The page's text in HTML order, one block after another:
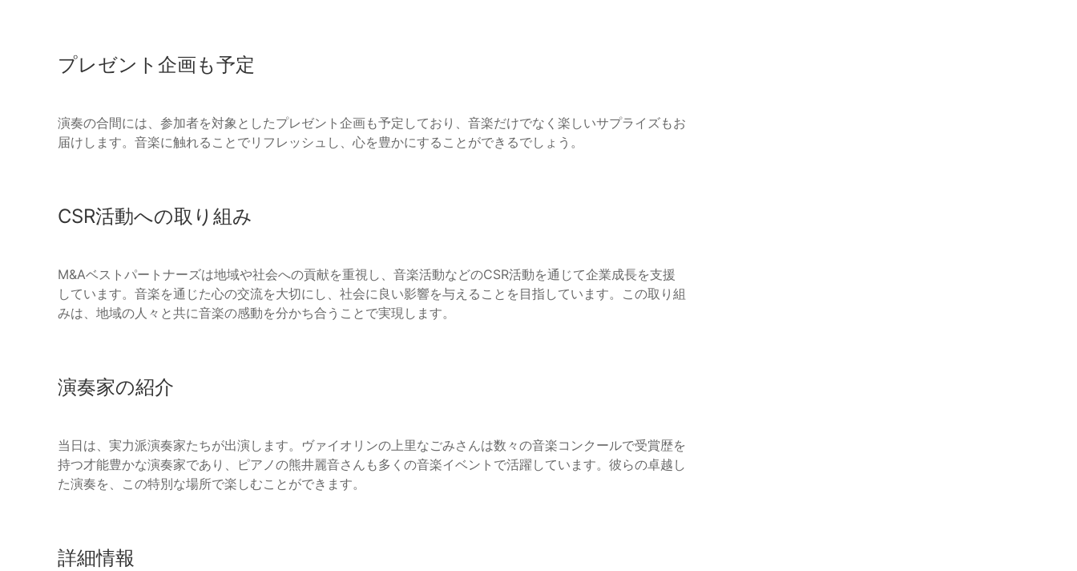
プレゼント企画も予定
演奏の合間には、参加者を対象としたプレゼント企画も予定しており、音楽だけでなく楽しいサプライズもお
届けします。音楽に触れることでリフレッシュし、心を豊かにすることができるでしょう。
CSR活動への取り組み
M&Aベストパートナーズは地域や社会への貢献を重視し、音楽活動などのCSR活動を通じて企業成長を支援
しています。音楽を通じた心の交流を大切にし、社会に良い影響を与えることを目指しています。この取り組
みは、地域の人々と共に音楽の感動を分かち合うことで実現します。
演奏家の紹介
当日は、実力派演奏家たちが出演します。ヴァイオリンの上里なごみさんは数々の音楽コンクールで受賞歴を
持つ才能豊かな演奏家であり、ピアノの熊井麗音さんも多くの音楽イベントで活躍しています。彼らの卓越し
た演奏を、この特別な場所で楽しむことができます。
詳細情報